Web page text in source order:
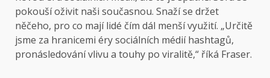
pokouší oživit naši současnou. Snaží se držet
něčeho, pro co mají lidé čím dál menší využití. „Určitě
jsme za hranicemi éry sociálních médií hashtagů,
pronásledování vlivu a touhy po viralitě,“ říká Fraser.